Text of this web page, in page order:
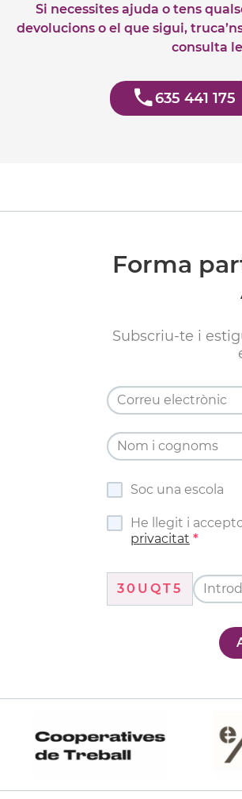
Si necessites ajuda o tens
devolucions o el que sigui,
consulta
635 441 175
Forma
Subscriu-te i
Soc una escola
He llegit i
privacitat
30UQT5